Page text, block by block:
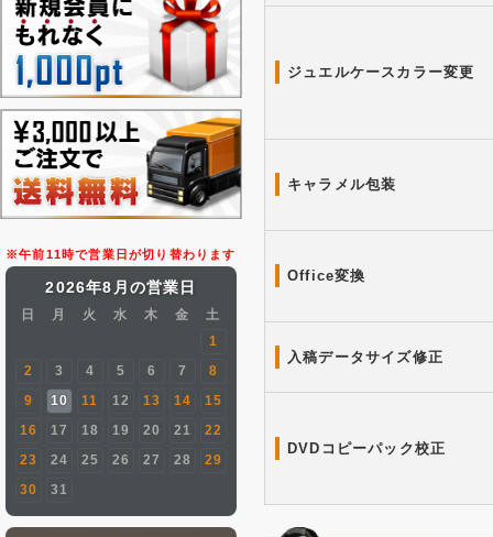
※午前11時で営業日が切り替わります
2026年8月の営業日
日 月 火 水 木 金
土
1
2
3 4 5 6 7
8
9
10 11 12 13 14
15
16
17 18 19 20 21
22
23
24 25 26 27 28
29
30
31
ジュエルケースカラー変更
キャラメル包装
Office変換
入稿データサイズ修正
DVDコピーパック校正